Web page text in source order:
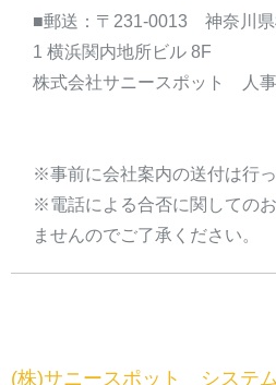
■郵送：〒231-0013 神奈川
1 横浜関内地所ビル 8F
株式会社サニースポット 人
※事前に会社案内の送付は行っ
※電話による合否に関しての
ませんのでご了承ください。
(株)サニースポット システ